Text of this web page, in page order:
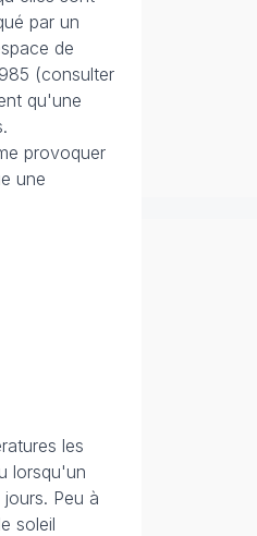
par un
de
(consulter
qu'une
provoquer
une
les
lorsqu'un
Peu à
soleil